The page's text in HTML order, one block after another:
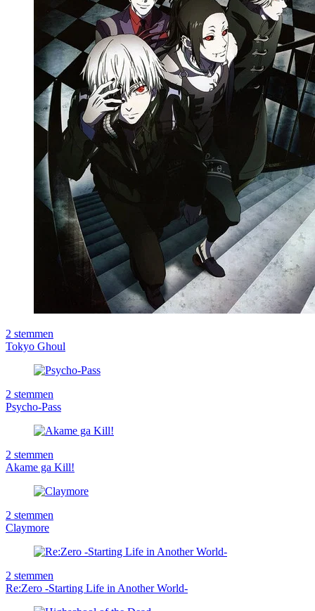
2 stemmen
Tokyo Ghoul
2 stemmen
Psycho-Pass
2 stemmen
Akame ga Kill!
2 stemmen
Claymore
2 stemmen
Re:Zero -Starting Life in Another World-